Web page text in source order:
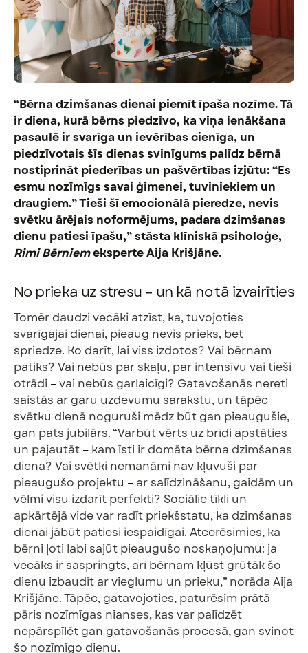
“Bērna dzimšanas dienai piemīt īpaša nozīme. Tā
ir diena, kurā bērns piedzīvo, ka viņa ienākšana
pasaulē ir svarīga un ievērības cienīga, un
piedzīvotais šīs dienas svinīgums palīdz bērnā
nostiprināt piederības un pašvērtības izjūtu: “Es
esmu nozīmīgs savai ģimenei, tuviniekiem un
draugiem.” Tieši šī emocionālā pieredze, nevis
svētku ārējais noformējums, padara dzimšanas
dienu patiesi īpašu,” stāsta klīniskā psiholoģe,
Rimi Bērniemeksperte Aija Krišjāne.
No prieka uz stresu – un kā no tā izvairīties
Tomēr daudzi vecāki atzīst, ka, tuvojoties
svarīgajai dienai, pieaug nevis prieks, bet
spriedze. Ko darīt, lai viss izdotos? Vai bērnam
patiks? Vai nebūs par skaļu, par intensīvu vai tieši
otrādi –vai nebūs garlaicīgi? Gatavošanās nereti
saistās ar garu uzdevumu sarakstu, un tāpēc
svētku dienā noguruši mēdz būt gan pieaugušie,
gan pats jubilārs. “Varbūt vērts uz brīdi apstāties
un pajautāt – kam īsti ir domāta bērna dzimšanas
diena? Vai svētki nemanāmi nav kļuvuši par
pieaugušo projektu – ar salīdzināšanu, gaidām un
vēlmi visu izdarīt perfekti? Sociālie tīkli un
apkārtējā vide var radīt priekšstatu, ka dzimšanas
dienai jābūt patiesi iespaidīgai. Atcerēsimies, ka
bērni ļoti labi sajūt pieaugušo noskaņojumu: ja
vecāks ir saspringts, arī bērnam kļūst grūtāk šo
dienu izbaudīt ar vieglumu un prieku,” norāda Aija
Krišjāne. Tāpēc, gatavojoties, paturēsim prātā
pāris nozīmīgas nianses, kas var palīdzēt
nepārspīlēt gan gatavošanās procesā, gan svinot
šo nozīmīgo dienu.